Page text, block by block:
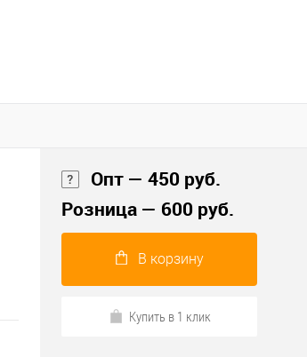
Опт — 450 руб.
Розница — 600 руб.
В корзину
Купить в 1 клик